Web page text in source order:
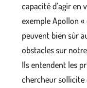
capacité d’agir en
exemple Apollon
peuvent bien sûr
obstacles sur
Ils entendent les
chercheur sollicite